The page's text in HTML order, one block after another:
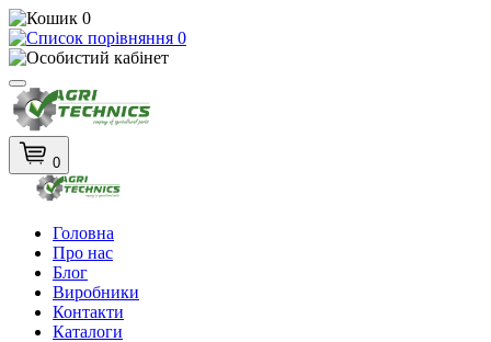
0
0
0
Головна
Про нас
Блог
Виробники
Контакти
Каталоги